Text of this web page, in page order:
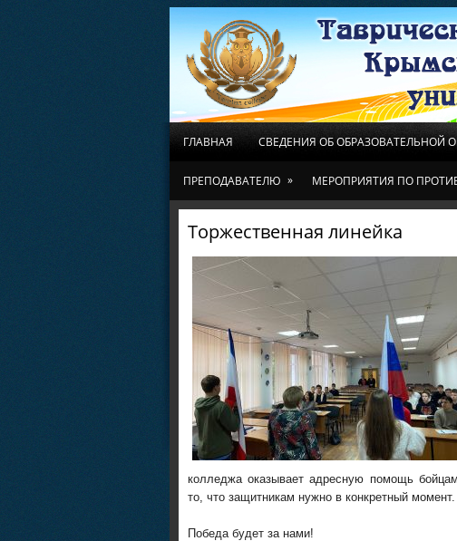
ГЛАВНАЯ СВЕДЕНИЯ ОБ ОБРАЗОВАТЕЛЬНОЙ
ПРЕПОДАВАТЕЛЮ » МЕРОПРИЯТИЯ ПО
Торжественная линейка
колледжа оказывает адресную помощь
то, что защитникам нужно в конкретный момент.
Победа будет за нами!